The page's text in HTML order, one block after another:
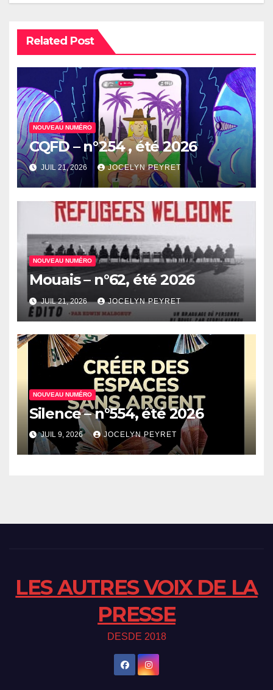
Related Post
NOUVEAU NUMÉRO
CQFD – n°254 , été 2026
JUIL 21, 2026 JOCELYN PEYRET
NOUVEAU NUMÉRO
Mouais – n°62, été 2026
JUIL 21, 2026 JOCELYN PEYRET
NOUVEAU NUMÉRO
Silence – n°554, été 2026
JUIL 9, 2026 JOCELYN PEYRET
LES AUTRES VOIX DE LA
PRESSE
DESDE 2018